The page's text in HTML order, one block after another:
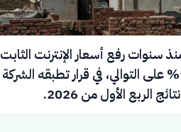
سنوات رفع أسعار الإنترنت الثابت
والهاتف المحمول بنسبة 13.5% و15% على التوالي، في قرار تطبقه الشركة
الربع الأول من 2026.